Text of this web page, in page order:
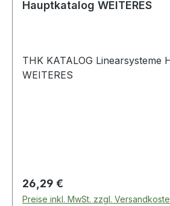
Hauptkatalog WEITERES
THK KATALOG Linearsysteme
WEITERES
Regulärer Preis:
26,29 €
Preise inkl. MwSt. zzgl.